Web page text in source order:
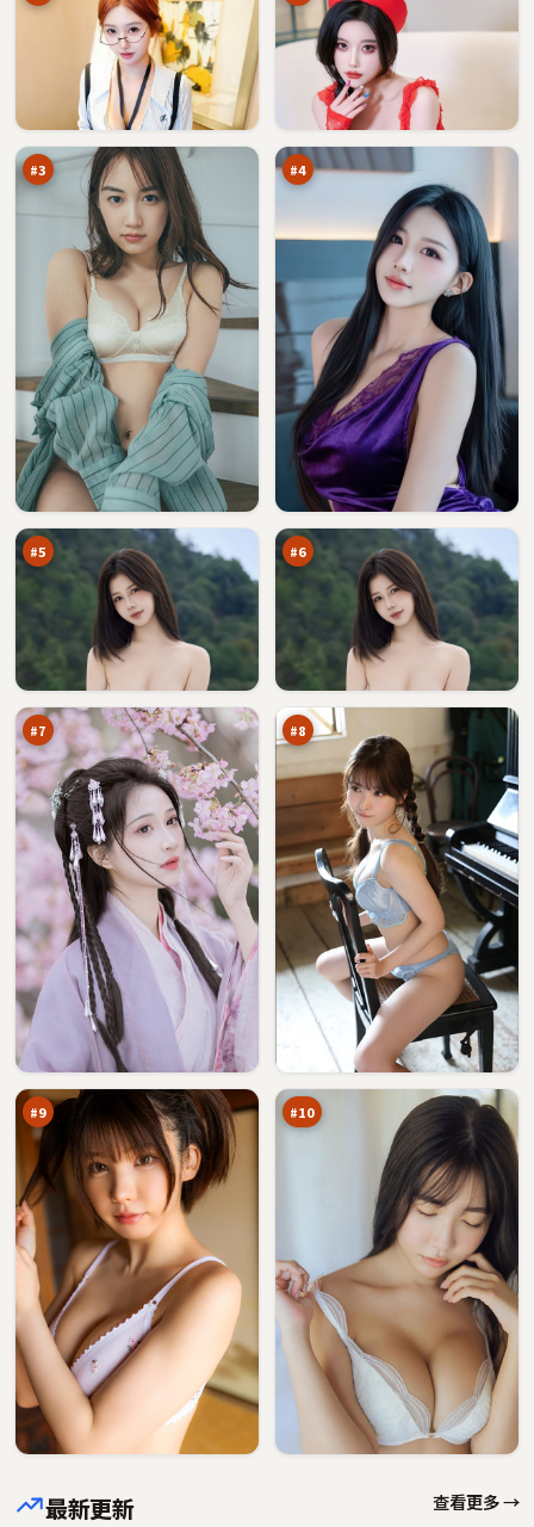
#3
字
口
万
#4
91
#5
弧
光
疑
云
91
万
#6
光
疑
云
90
万
#7
指
令
90
万
#8
证
人
90
万
#9
白
踪万
#10
踪万
最新更新 查看更多 →